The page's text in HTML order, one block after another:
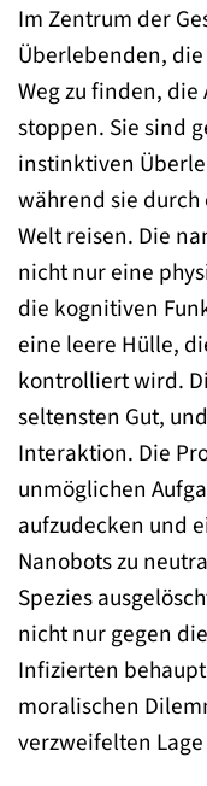
Im Zentrum der
Überlebenden,
Weg zu finden,
stoppen. Sie sind
instinktiven
während sie durch
Welt reisen. Die
nicht nur eine
die kognitiven
eine leere Hülle,
kontrolliert wird.
seltensten Gut,
Interaktion. Die
unmöglichen
aufzudecken und
Nanobots zu
Spezies
nicht nur gegen
Infizierten
moralischen
verzweifelten